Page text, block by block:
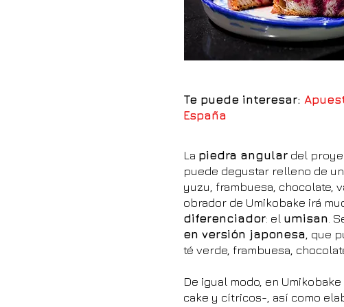
Te puede interesar:
España
La piedra angular del
puede degustar relleno de
yuzu, frambuesa, chocolate,
obrador de Umikobake irá
diferenciador: el umisan.
en versión japonesa, que
té verde, frambuesa,
De igual modo, en
cake y cítricos-, así como